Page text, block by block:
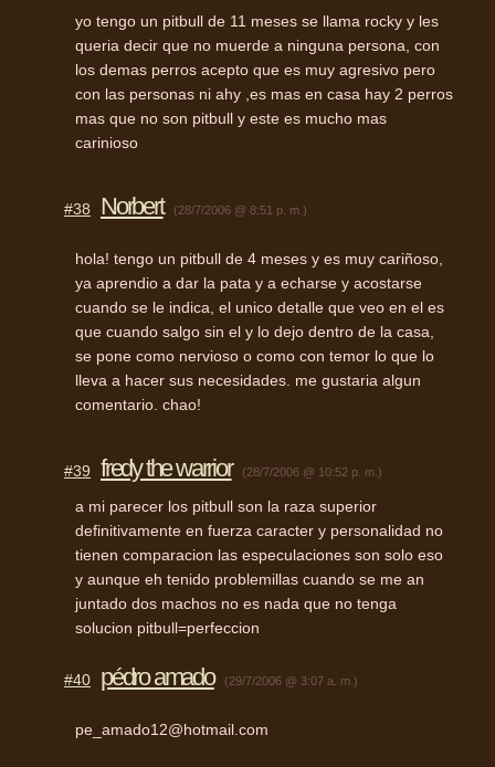
yo tengo un pitbull de 11 meses se llama rocky y les
queria decir que no muerde a ninguna persona, con
los demas perros acepto que es muy agresivo pero
con las personas ni ahy ,es mas en casa hay 2 perros
mas que no son pitbull y este es mucho mas
carinioso
#38 Norbert (28/7/2006 @ 8:51 p. m.)
hola! tengo un pitbull de 4 meses y es muy cariñoso,
ya aprendio a dar la pata y a echarse y acostarse
cuando se le indica, el unico detalle que veo en el es
que cuando salgo sin el y lo dejo dentro de la casa,
se pone como nervioso o como con temor lo que lo
lleva a hacer sus necesidades. me gustaria algun
comentario. chao!
#39 fredy the warrior (28/7/2006 @ 10:52 p. m.)
a mi parecer los pitbull son la raza superior
definitivamente en fuerza caracter y personalidad no
tienen comparacion las especulaciones son solo eso
y aunque eh tenido problemillas cuando se me an
juntado dos machos no es nada que no tenga
solucion pitbull=perfeccion
#40 pédro amado (29/7/2006 @ 3:07 a. m.)
pe_amado12@hotmail.com